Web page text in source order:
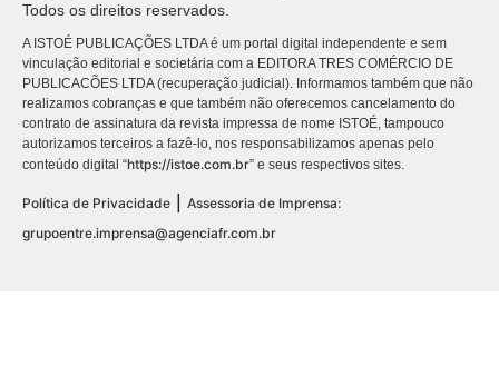
Todos os direitos reservados.
A ISTOÉ PUBLICAÇÕES LTDA é um portal digital independente e sem
vinculação editorial e societária com a EDITORA TRES COMÉRCIO DE
PUBLICACÕES LTDA (recuperação judicial). Informamos também que não
realizamos cobranças e que também não oferecemos cancelamento do
contrato de assinatura da revista impressa de nome ISTOÉ, tampouco
autorizamos terceiros a fazê-lo, nos responsabilizamos apenas pelo
conteúdo digital “https://istoe.com.br” e seus respectivos sites.
Política de Privacidade
Assessoria de Imprensa:
grupoentre.imprensa@agenciafr.com.br